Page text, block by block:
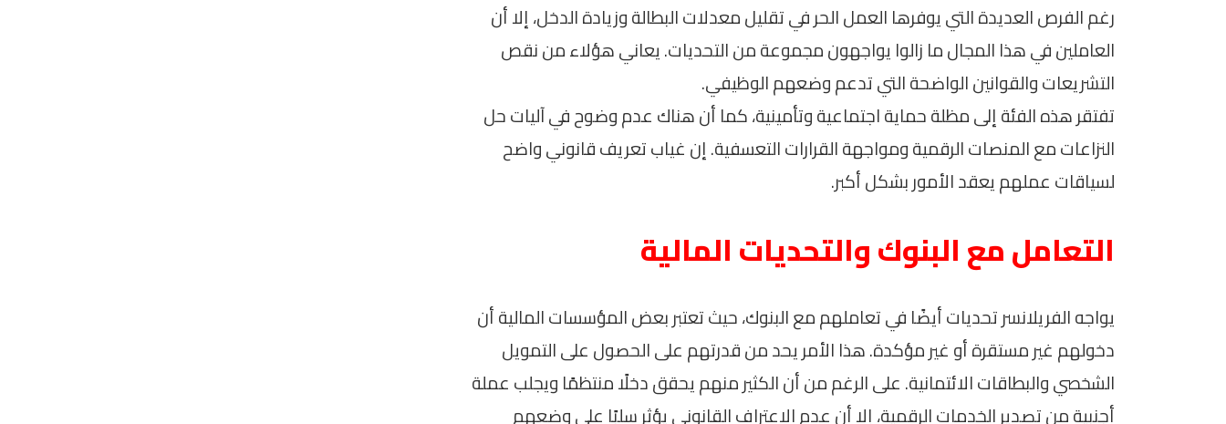
رغم الفرص العديدة التي يوفرها العمل الحر في تقليل معدلات البطالة وزيادة الدخل، إلا أن
العاملين في هذا المجال ما زالوا يواجهون مجموعة من التحديات. يعاني هؤلاء من نقص
التشريعات والقوانين الواضحة التي تدعم وضعهم الوظيفي.
تفتقر هذه الفئة إلى مظلة حماية اجتماعية وتأمينية، كما أن هناك عدم وضوح في آليات حل
النزاعات مع المنصات الرقمية ومواجهة القرارات التعسفية. إن غياب تعريف قانوني واضح
لسياقات عملهم يعقد الأمور بشكل أكبر.
التعامل مع البنوك والتحديات المالية
يواجه الفريلانسر تحديات أيضًا في تعاملهم مع البنوك، حيث تعتبر بعض المؤسسات المالية أن
دخولهم غير مستقرة أو غير مؤكدة. هذا الأمر يحد من قدرتهم على الحصول على التمويل
الشخصي والبطاقات الائتمانية. على الرغم من أن الكثير منهم يحقق دخلًا منتظمًا ويجلب عملة
أجنبية من تصدير الخدمات الرقمية، إلا أن عدم الاعتراف القانوني يؤثر سلبًا على وضعهم